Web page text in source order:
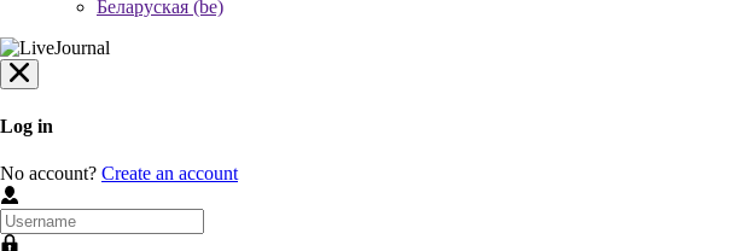
Беларуская (be)
Log in
No account? Create an account